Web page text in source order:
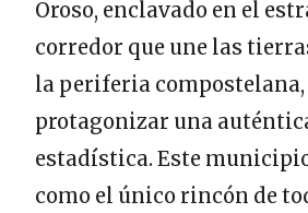
Oroso, enclavado en el
corredor que une las
la periferia compostelana,
protagonizar una
estadística. Este
como el único rincón de